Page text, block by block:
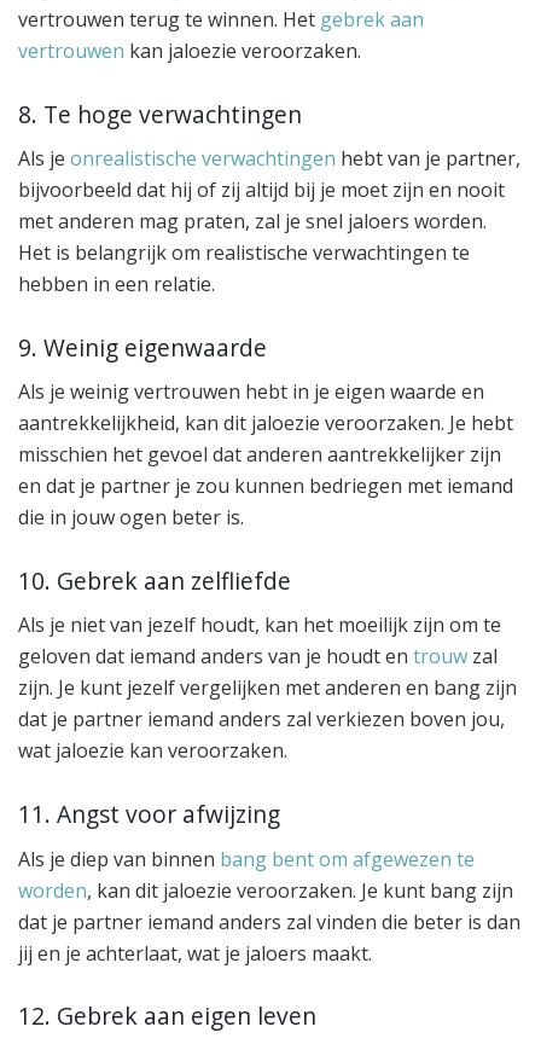
vertrouwen terug te winnen. Het gebrek aan
vertrouwen kan jaloezie veroorzaken.
8. Te hoge verwachtingen
Als je onrealistische verwachtingen hebt van je partner,
bijvoorbeeld dat hij of zij altijd bij je moet zijn en nooit
met anderen mag praten, zal je snel jaloers worden.
Het is belangrijk om realistische verwachtingen te
hebben in een relatie.
9. Weinig eigenwaarde
Als je weinig vertrouwen hebt in je eigen waarde en
aantrekkelijkheid, kan dit jaloezie veroorzaken. Je hebt
misschien het gevoel dat anderen aantrekkelijker zijn
en dat je partner je zou kunnen bedriegen met iemand
die in jouw ogen beter is.
10. Gebrek aan zelfliefde
Als je niet van jezelf houdt, kan het moeilijk zijn om te
geloven dat iemand anders van je houdt en trouw zal
zijn. Je kunt jezelf vergelijken met anderen en bang zijn
dat je partner iemand anders zal verkiezen boven jou,
wat jaloezie kan veroorzaken.
11. Angst voor afwijzing
Als je diep van binnen bang bent om afgewezen te
worden, kan dit jaloezie veroorzaken. Je kunt bang zijn
dat je partner iemand anders zal vinden die beter is dan
jij en je achterlaat, wat je jaloers maakt.
12. Gebrek aan eigen leven